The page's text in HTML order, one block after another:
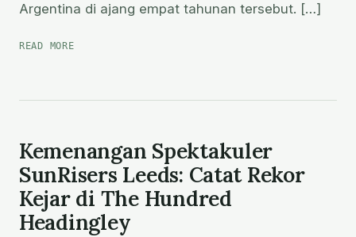
Argentina di ajang empat tahunan tersebut. […]
READ MOREFIFA
PIALA
DUNIA
2026
Kemenangan Spektakuler
SunRisers Leeds: Catat Rekor
Kejar di The Hundred
Headingley